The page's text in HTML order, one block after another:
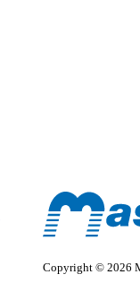
Copyright © 2026